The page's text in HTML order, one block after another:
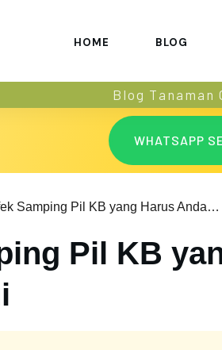
HOME BLOG
Blog Tanaman
WHATSAPP
10 Efek Samping Pil KB yang Harus Anda Ketahui
Pil KB